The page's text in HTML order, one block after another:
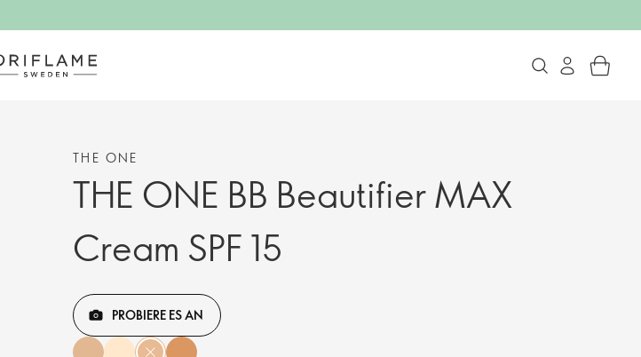
THE ONE
THE ONE BB Beautifier MAX
Cream SPF 15
PROBIERE ES AN